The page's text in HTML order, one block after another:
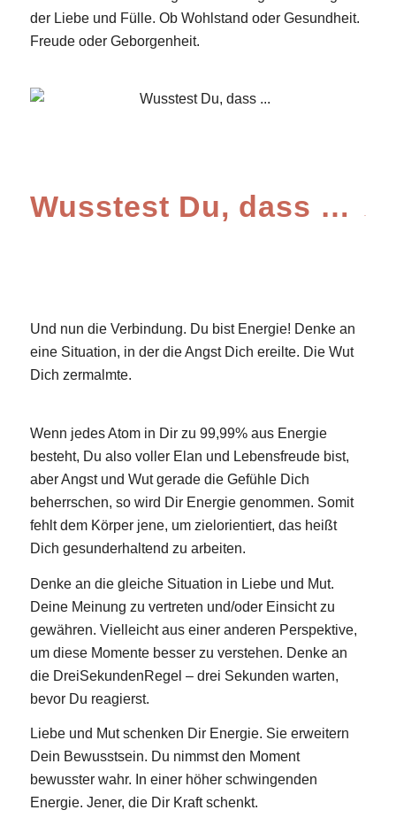
der Liebe und Fülle. Ob Wohlstand oder Gesundheit.
Freude oder Geborgenheit.
Wusstest Du, dass …
Und nun die Verbindung. Du bist Energie! Denke an
eine Situation, in der die Angst Dich ereilte. Die Wut
Dich zermalmte.
Wenn jedes Atom in Dir zu 99,99% aus Energie
besteht, Du also voller Elan und Lebensfreude bist,
aber Angst und Wut gerade die Gefühle Dich
beherrschen, so wird Dir Energie genommen. Somit
fehlt dem Körper jene, um zielorientiert, das heißt
Dich gesunderhaltend zu arbeiten.
Denke an die gleiche Situation in Liebe und Mut.
Deine Meinung zu vertreten und/oder Einsicht zu
gewähren. Vielleicht aus einer anderen Perspektive,
um diese Momente besser zu verstehen. Denke an
die DreiSekundenRegel – drei Sekunden warten,
bevor Du reagierst.
Liebe und Mut schenken Dir Energie. Sie erweitern
Dein Bewusstsein. Du nimmst den Moment
bewusster wahr. In einer höher schwingenden
Energie. Jener, die Dir Kraft schenkt.